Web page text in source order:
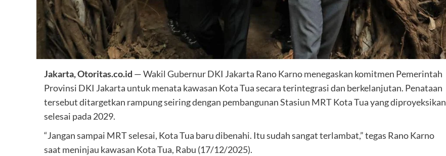
Jakarta, Otoritas.co.id — Wakil Gubernur DKI Jakarta Rano Karno menegaskan komitmen Pemerintah
Provinsi DKI Jakarta untuk menata kawasan Kota Tua secara terintegrasi dan berkelanjutan. Penataan
tersebut ditargetkan rampung seiring dengan pembangunan Stasiun MRT Kota Tua yang diproyeksikan
selesai pada 2029.
“Jangan sampai MRT selesai, Kota Tua baru dibenahi. Itu sudah sangat terlambat,” tegas Rano Karno
saat meninjau kawasan Kota Tua, Rabu (17/12/2025).